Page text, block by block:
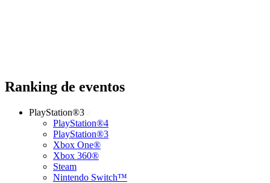
Ranking de eventos
PlayStation®3
PlayStation®4
PlayStation®3
Xbox One®
Xbox 360®
Steam
Nintendo Switch™